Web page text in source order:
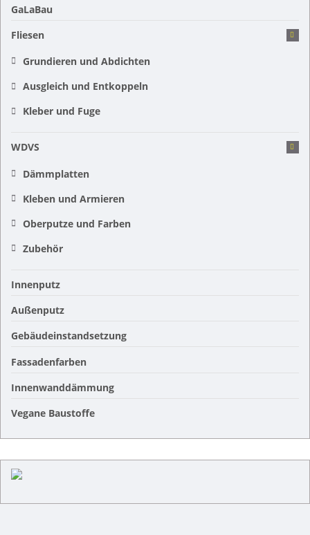
GaLaBau
Fliesen
Grundieren und Abdichten
Ausgleich und Entkoppeln
Kleber und Fuge
WDVS
Dämmplatten
Kleben und Armieren
Oberputze und Farben
Zubehör
Innenputz
Außenputz
Gebäudeinstandsetzung
Fassadenfarben
Innenwanddämmung
Vegane Baustoffe